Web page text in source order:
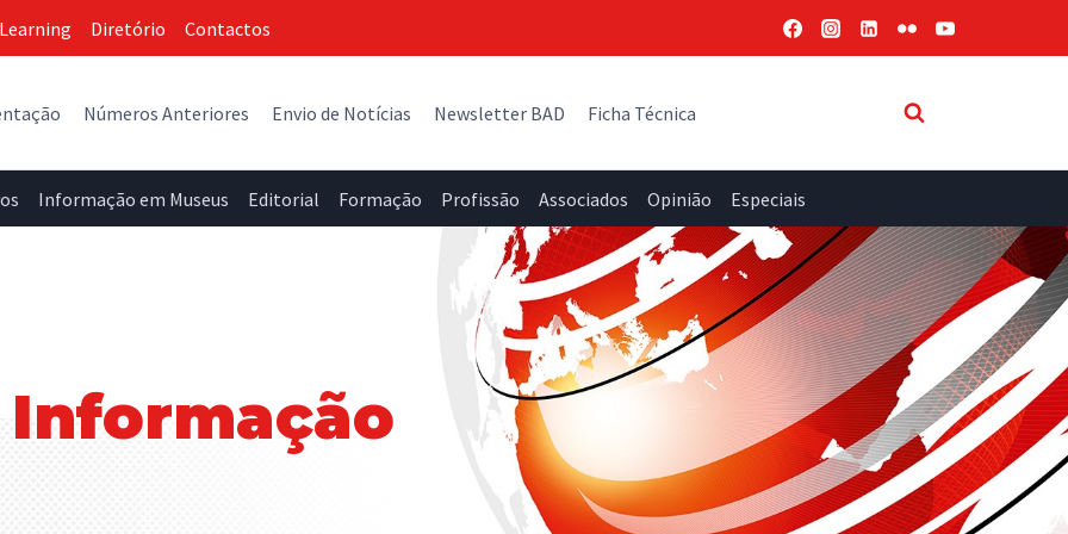
Diretório Contactos
Números Anteriores Envio de Notícias Newsletter BAD Ficha Técnica
Informação em Museus Editorial Formação Profissão Associados Opinião Especiais
Informação